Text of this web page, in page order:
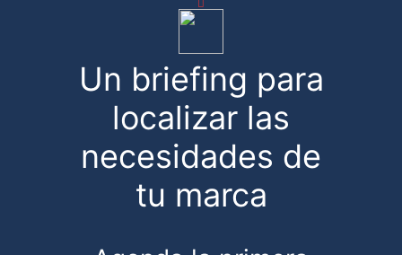
Un briefing para
localizar las
necesidades de
tu marca